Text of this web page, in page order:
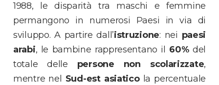
1988, le disparità tra maschi e femmine
permangono in numerosi Paesi in via di
sviluppo. A partire dall’istruzione: nei paesi
arabi, le bambine rappresentano il 60%del
totale delle persone non scolarizzate,
mentre nel Sud-est asiaticola percentuale